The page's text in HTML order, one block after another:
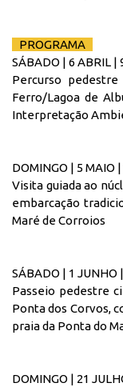
PROGRAMA
SÁBADO | 6 ABRIL |
Percurso
Ferro/Lagoa de
Interpretação
DOMINGO | 5 MAIO
Visita guiada ao
embarcação
Maré de Corroios
SÁBADO | 1 JUNHO
Passeio pedestre
Ponta dos Corvos,
praia da Ponta do
DOMINGO | 21